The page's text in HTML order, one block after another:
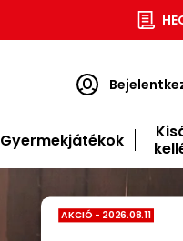
Gyermekjátékok
AKCIÓ - 2026.08.11